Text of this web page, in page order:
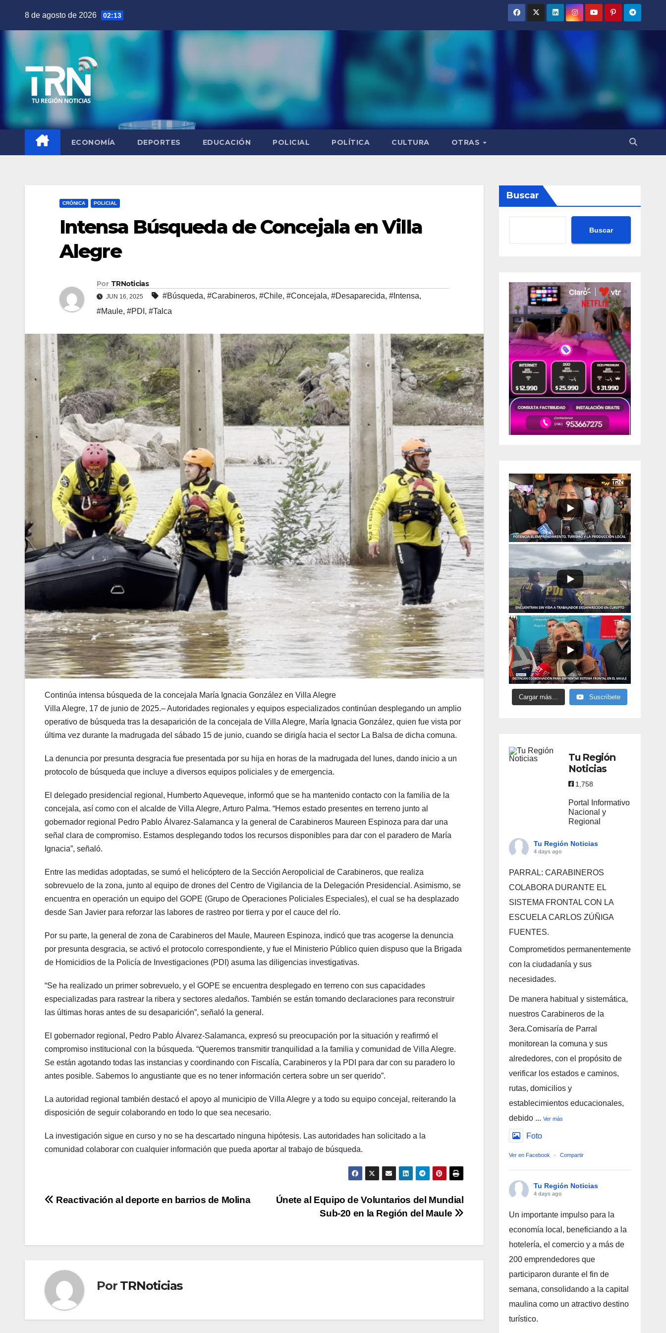
8 de agosto de 2026 02:13
ECONOMÍA DEPORTES EDUCACIÓN POLICIAL POLÍTICA CULTURA OTRAS
CRÓNICA POLICIAL
Intensa Búsqueda de Concejala en Villa
Alegre
Por TRNoticias
JUN 16, 2025 #Búsqueda, #Carabineros, #Chile, #Concejala, #Desaparecida, #Intensa,
#Maule, #PDI , #Talca
Continúa intensa búsqueda de la concejala María Ignacia González en Villa Alegre
Villa Alegre, 17 de junio de 2025.– Autoridades regionales y equipos especializados continúan desplegando un amplio
operativo de búsqueda tras la desaparición de la concejala de Villa Alegre, María Ignacia González, quien fue vista por
última vez durante la madrugada del sábado 15 de junio, cuando se dirigía hacia el sector La Balsa de dicha comuna.
La denuncia por presunta desgracia fue presentada por su hija en horas de la madrugada del lunes, dando inicio a un
protocolo de búsqueda que incluye a diversos equipos policiales y de emergencia.
El delegado presidencial regional, Humberto Aqueveque, informó que se ha mantenido contacto con la familia de la
concejala, así como con el alcalde de Villa Alegre, Arturo Palma. “Hemos estado presentes en terreno junto al
gobernador regional Pedro Pablo Álvarez-Salamanca y la general de Carabineros Maureen Espinoza para dar una
señal clara de compromiso. Estamos desplegando todos los recursos disponibles para dar con el paradero de María
Ignacia”, señaló.
Entre las medidas adoptadas, se sumó el helicóptero de la Sección Aeropolicial de Carabineros, que realiza
sobrevuelo de la zona, junto al equipo de drones del Centro de Vigilancia de la Delegación Presidencial. Asimismo, se
encuentra en operación un equipo del GOPE (Grupo de Operaciones Policiales Especiales), el cual se ha desplazado
desde San Javier para reforzar las labores de rastreo por tierra y por el cauce del río.
Por su parte, la general de zona de Carabineros del Maule, Maureen Espinoza, indicó que tras acogerse la denuncia
por presunta desgracia, se activó el protocolo correspondiente, y fue el Ministerio Público quien dispuso que la Brigada
de Homicidios de la Policía de Investigaciones (PDI) asuma las diligencias investigativas.
“Se ha realizado un primer sobrevuelo, y el GOPE se encuentra desplegado en terreno con sus capacidades
especializadas para rastrear la ribera y sectores aledaños. También se están tomando declaraciones para reconstruir
las últimas horas antes de su desaparición”, señaló la general.
El gobernador regional, Pedro Pablo Álvarez-Salamanca, expresó su preocupación por la situación y reafirmó el
compromiso institucional con la búsqueda. “Queremos transmitir tranquilidad a la familia y comunidad de Villa Alegre.
Se están agotando todas las instancias y coordinando con Fiscalía, Carabineros y la PDI para dar con su paradero lo
antes posible. Sabemos lo angustiante que es no tener información certera sobre un ser querido”.
La autoridad regional también destacó el apoyo al municipio de Villa Alegre y a todo su equipo concejal, reiterando la
disposición de seguir colaborando en todo lo que sea necesario.
La investigación sigue en curso y no se ha descartado ninguna hipótesis. Las autoridades han solicitado a la
comunidad colaborar con cualquier información que pueda aportar al trabajo de búsqueda.
Navegación
entradas
Únete al Equipo de Voluntarios del Mundial
Sub-20 en la Región del Maule
Reactivación al deporte en barrios de Molina
Por TRNoticias
Buscar
Buscar
Cargar más... Suscríbete
Tu Región
Noticias
1,758
Portal Informativo
Nacional y
Regional
Tu Región Noticias
4 days ago
PARRAL: CARABINEROS
COLABORA DURANTE EL
SISTEMA FRONTAL CON LA
ESCUELA CARLOS ZÚÑIGA
FUENTES.
Comprometidos permanentemente
con la ciudadanía y sus
necesidades.
De manera habitual y sistemática,
nuestros Carabineros de la
3era.Comisaría de Parral
monitorean la comuna y sus
alrededores, con el propósito de
verificar los estados e caminos,
rutas, domicilios y
establecimientos educacionales,
debido ... Ver más
Foto
Ver en Facebook · Compartir
Tu Región Noticias
4 days ago
Un importante impulso para la
economía local, beneficiando a la
hotelería, el comercio y a más de
200 emprendedores que
participaron durante el fin de
semana, consolidando a la capital
maulina como un atractivo destino
turístico.